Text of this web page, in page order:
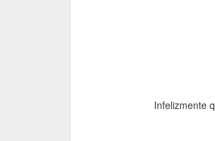
Infelizmente
Se quiser